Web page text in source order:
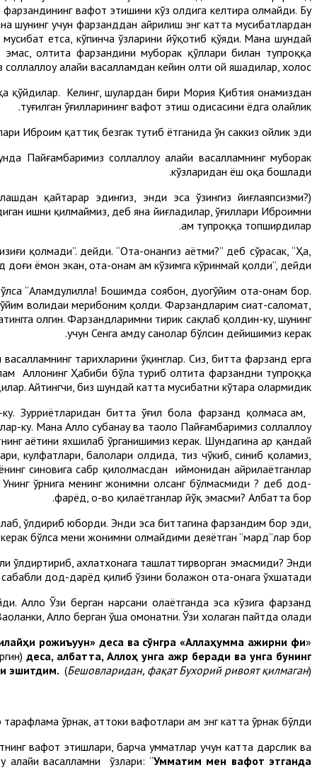
вафот этишини кўз олдига келтира олмайди. Бу
шунинг учун фарзанддан айрилиш энг катта мусибатлардан
етса, кўпинча ўзларини йўқотиб қўяди. Мана шундай
олтита фарзандини муборак қўллари билан тупроққа
алайҳи васалламдан кейин олти ой яшадилар, холос.
қўйдилар. Келинг, шулардан бири Мория Қибтия онамиздан
туғилган ўғилларининг вафот этиш ҳодисасини ёдга олайлик.
Иброҳим қаттиқ безгак тутиб ётганида ўн саккиз ойлик эди.
Пайғамбаримиз соллаллоҳу алайҳи васалламнинг муборак
кўзларидан ёш оқа бошлади.
қайтарар эдингиз, энди эса ўзингиз йиғлаяпсизми?)
ишни қилмаймиз, деб яна йиғладилар, ўғиллари Иброҳимни
ҳам тупроққа топширдилар.
қолмади”. дейди. “Ота-онангиз ҳаётми?” деб сўрасак, “Ҳа,
доғи ёмон экан, ота-онам ҳам кўзимга кўринмай қолди”, дейди.
“Алҳамдулиллаҳ! Бошимда соябон, дуогўйим ота-онам бор.
волидаи меҳрибоним қолди. Фарзандларим сиҳат-саломат,
олгин. Фарзандларимни тирик сақлаб қолдин-ку, шунинг
учун Сенга ҳамду санолар бўлсин дейишимиз керак.
тарихларини ўқинглар. Сиз, битта фарзанд ерга
Аллоҳнинг Ҳабиби бўла туриб олтита фарзандни тупроққа
Айтингчи, биз шундай катта мусибатни кўтара олармидик?
Зурриётларидан битта ўғил бола фарзанд қолмаса ҳам,
ку. Мана Аллоҳ субҳанаҳу ва таоло Пайғамбаримиз соллаллоҳу
ҳаётини яхшилаб ўрганишимиз керак. Шундагина ҳар қандай
кулфатлари, балолари олдида, тиз чўкиб, синиб қоламиз,
синовига сабр қилолмасдан иймонидан айрилаётганлар
ўрнига менинг жонимни олсанг бўлмасмиди ? деб дод-
фарёд, оҳ-воҳ қилаётганлар йўқ эмасми? Албатта бор.
ўлдириб юборди. Энди эса биттагина фарзандим бор эди,
бўлса мени жонимни олмайдими деяётган “мард”лар бор.
ўлдиртириб, ахлатхонага ташлаттирворган эмасмиди? Энди
дод-дарёд қилиб ўзини болажон ота-онага ўхшатади.
Ўзи берган нарсани олаётганда эса кўзига фарзанд
Аллоҳ берган ўша омонатни. Ўзи хоҳлаган пайтда олади.
«Набий соллаллоҳу алайҳи васалламнинг:
рожиъуун» деса ва сўнгра «Аллаҳумма ажирни фи
деса, албатта, Аллоҳ унга ажр беради ва унга бунинг
эшитдим. (Бешовларидан, фақат Бухорий ривоят қилмаган).
ўрнак, ҳаттоки вафотлари ҳам энг катта ўрнак бўлди.
вафот этишлари, барча умматлар учун катта дарслик ва
алайҳи васалламни ўзлари: “Умматим мен вафот этганда